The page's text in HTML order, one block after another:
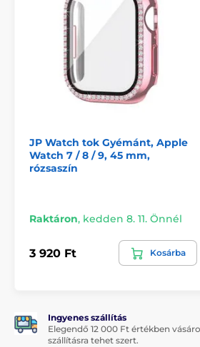
biztonságosan tartsa a helyén,
megsérülne.
A csomag tartalma: A tok a
van felszerelve:
1 x JP óratok tokja
Ne várjon, és kényeztesse óráját a
JP Watch tok Gyémánt, Apple
Watch 7 / 8 / 9, 45 mm,
rózsaszín
Raktáron, kedden 8. 11. Önnél
3 920 Ft Kosárba
Ingyenes szállítás
Elegendő 12 000 Ft értékben
szállításra tehet szert.